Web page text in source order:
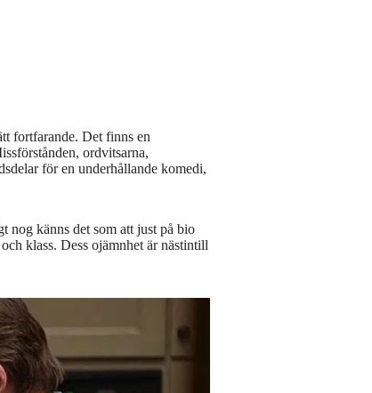
fortfarande. Det finns en
ordvitsarna,
för en underhållande komedi,
nog känns det som att just på bio
klass. Dess ojämnhet är nästintill